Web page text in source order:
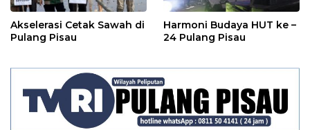
Akselerasi Cetak Sawah di
Pulang Pisau
Harmoni Budaya HUT ke –
24 Pulang Pisau